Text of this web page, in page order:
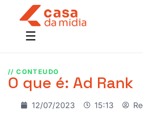
// CONTEUDO
O que é: Ad Rank
12/07/2023 15:13